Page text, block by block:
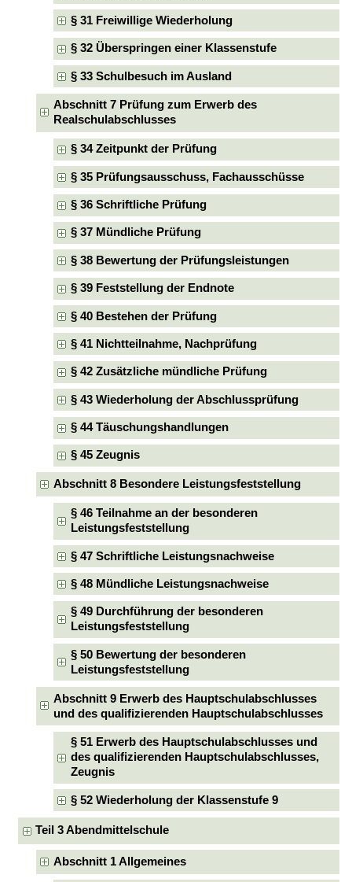
§ 31 Freiwillige Wiederholung
§ 32 Überspringen einer Klassenstufe
§ 33 Schulbesuch im Ausland
Abschnitt 7 Prüfung zum Erwerb des
Realschulabschlusses
§ 34 Zeitpunkt der Prüfung
§ 35 Prüfungsausschuss, Fachausschüsse
§ 36 Schriftliche Prüfung
§ 37 Mündliche Prüfung
§ 38 Bewertung der Prüfungsleistungen
§ 39 Feststellung der Endnote
§ 40 Bestehen der Prüfung
§ 41 Nichtteilnahme, Nachprüfung
§ 42 Zusätzliche mündliche Prüfung
§ 43 Wiederholung der Abschlussprüfung
§ 44 Täuschungshandlungen
§ 45 Zeugnis
Abschnitt 8 Besondere Leistungsfeststellung
§ 46 Teilnahme an der besonderen
Leistungsfeststellung
§ 47 Schriftliche Leistungsnachweise
§ 48 Mündliche Leistungsnachweise
§ 49 Durchführung der besonderen
Leistungsfeststellung
§ 50 Bewertung der besonderen
Leistungsfeststellung
Abschnitt 9 Erwerb des Hauptschulabschlusses
und des qualifizierenden Hauptschulabschlusses
§ 51 Erwerb des Hauptschulabschlusses und
des qualifizierenden Hauptschulabschlusses,
Zeugnis
§ 52 Wiederholung der Klassenstufe 9
Teil 3 Abendmittelschule
Abschnitt 1 Allgemeines